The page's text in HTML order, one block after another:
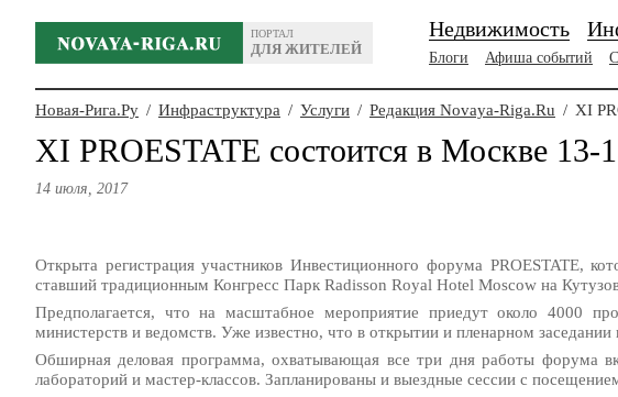
ПОРТАЛ
ДЛЯ ЖИТЕЛЕЙ
Недвижимость
Блоги Афиша событий
Новая-Рига.Ру / Инфраструктура / Услуги / Редакция Novaya-Riga.Ru / XI
XI PROESTATE состоится в Москве 13-
14 июля, 2017
Открыта регистрация участников Инвестиционного форума PROESTATE,
ставший традиционным Конгресс Парк Radisson Royal Hotel Moscow на
Предполагается, что на масштабное мероприятие приедут около 4000
министерств и ведомств. Уже известно, что в открытии и пленарном
Обширная деловая программа, охватывающая все три дня работы форума
лабораторий и мастер-классов. Запланированы и выездные сессии с